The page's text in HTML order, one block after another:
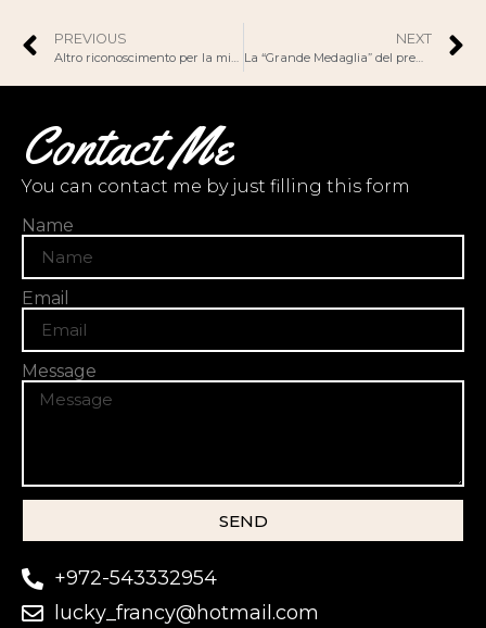
PREVIOUS
Altro riconoscimento per la mia poesia “Missili”, in Calabria
NEXT
La “Grande Medaglia” del premio “Accademia dei Bronzi” / The Accademia dei Bronzi “Great Medal”
Contact Me
You can contact me by just filling this form
Name
Email
Message
SEND
+972-543332954
lucky_francy@hotmail.com